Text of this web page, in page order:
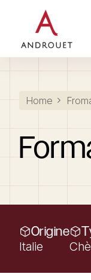
Rechercher un
Home
Origine
Italie